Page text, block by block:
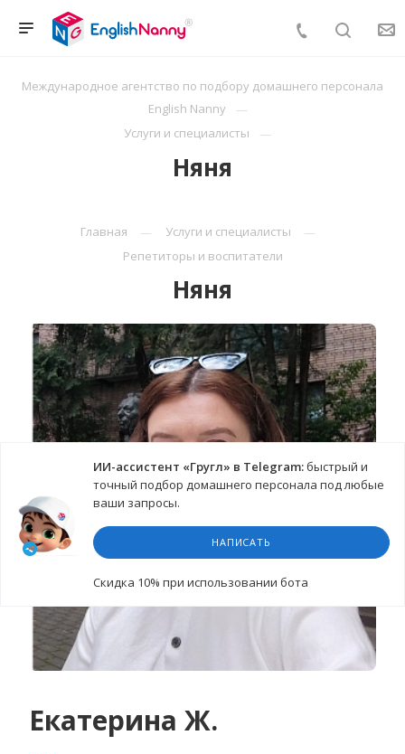
Международное агентство по подбору домашнего персонала
English Nanny
Услуги и специалисты
Няня
Главная
Услуги и специалисты
Репетиторы и воспитатели
Няня
ИИ-ассистент «Гругл» в Telegram:быстрый и
точный подбор домашнего персонала под любые
ваши запросы.
НАПИСАТЬ
Cкидка 10% при использовании бота
Екатерина Ж.